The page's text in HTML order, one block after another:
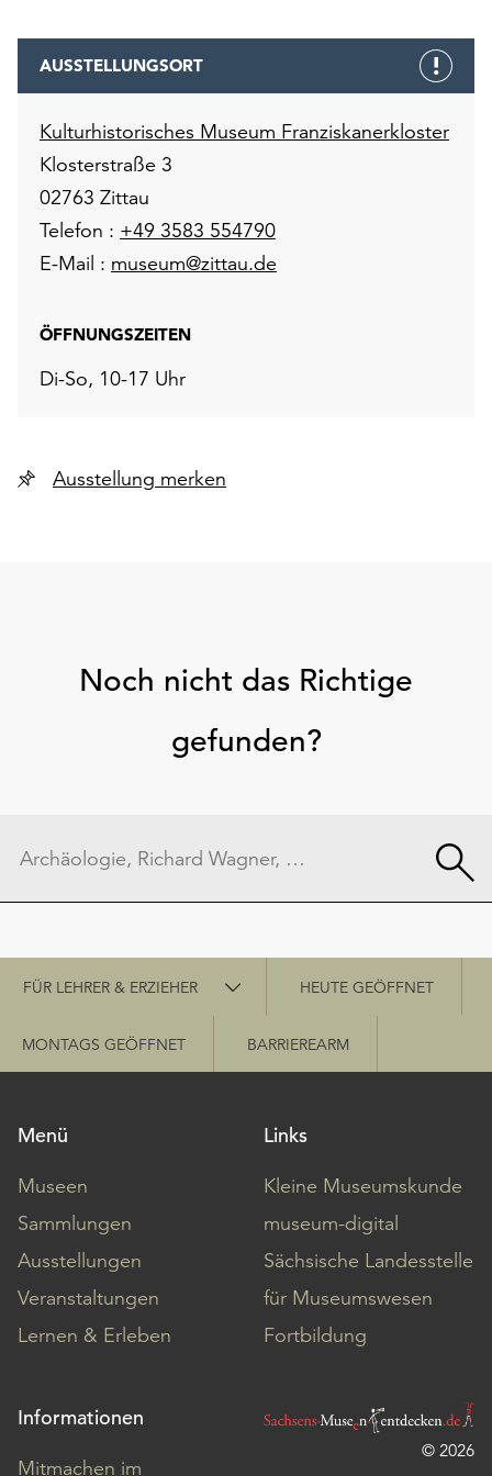
AUSSTELLUNGSORT
Kulturhistorisches Museum Franziskanerkloster
Klosterstraße 3
02763 Zittau
Telefon : +49 3583 554790
E-Mail : museum@zittau.de
ÖFFNUNGSZEITEN
Di-So, 10-17 Uhr
Ausstellung merken
Noch nicht das Richtige
gefunden?
Schnellzugriff
FÜR LEHRER & ERZIEHER HEUTE GEÖFFNET
MONTAGS GEÖFFNET BARRIEREARM
Menü
Museen
Sammlungen
Ausstellungen
Veranstaltungen
Lernen & Erleben
Links
Kleine Museumskunde
museum-digital
Sächsische Landesstelle
für Museumswesen
Fortbildung
Informationen
Mitmachen im
© 2026